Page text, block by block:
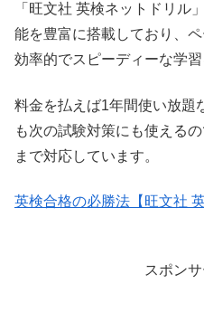
「旺文社 英検ネットドリル
能を豊富に搭載しており、
効率的でスピーディーな学習
料金を払えば1年間使い放題
も次の試験対策にも使える
まで対応しています。
英検合格の必勝法【旺文社
スポン